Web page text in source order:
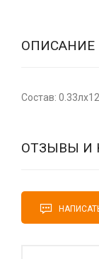
ОПИСАНИЕ
Состав:
ОТЗЫВЫ И